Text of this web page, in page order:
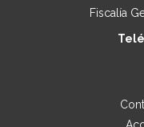
Fiscalía